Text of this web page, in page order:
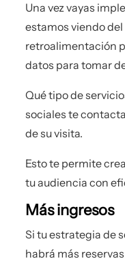
Una vez vayas
estamos viendo
retroalimentación
datos para tomar
Qué tipo de
sociales te
de su visita.
Esto te permite
tu audiencia con
Más ingresos
Si tu estrategia de
habrá más